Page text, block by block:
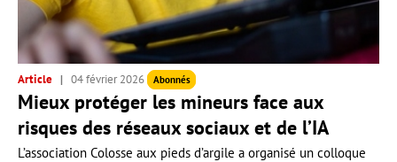
Article 04 février 2026 Abonnés
Mieux protéger les mineurs face aux
risques des réseaux sociaux et de l’IA
L’association Colosse aux pieds d’argile a organisé un colloque